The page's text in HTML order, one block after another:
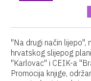
"Na drugi način lijepo",
hrvatskog slijepog
"Karlovac" i CEIK-a
Promocija knjige,